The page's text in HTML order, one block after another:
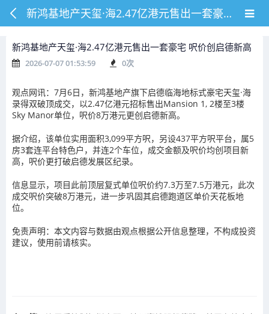
新鸿基地产天玺·海2.47亿港元售出一套豪宅 呎价创启德新高
新鸿基地产天玺·海2.47亿港元售出一套豪宅 呎价创启德新高
2026-07-07 01:53:59 0次
观点网讯：7月6日，新鸿基地产旗下启德临海地标式豪宅天玺·海
录得双破顶成交，以2.47亿港元招标售出Mansion 1, 2楼至3楼
Sky Manor单位，呎价8万港元更创启德新高。
据介绍，该单位实用面积3,099平方呎，另设437平方呎平台，属5
房3套连平台特色户，并连2个车位，成交金额及呎价均创项目新
高，呎价更打破启德发展区纪录。
信息显示，项目此前顶层复式单位呎价约7.3万至7.5万港元，此次
成交呎价突破8万港元，进一步巩固其启德跑道区单价天花板地
位。
免责声明：本文内容与数据由观点根据公开信息整理，不构成投资
建议，使用前请核实。